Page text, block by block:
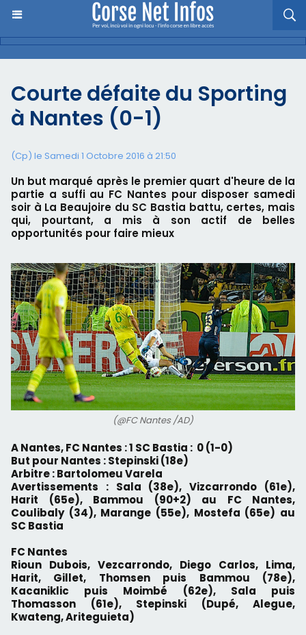
Courte défaite du Sporting
à Nantes (0-1)
(Cp) le Samedi 1 Octobre 2016 à 21:50
Un but marqué après le premier quart d'heure de la
partie a suffi au FC Nantes pour disposer samedi
soir à La Beaujoire du SC Bastia battu, certes, mais
qui, pourtant, a mis à son actif de belles
opportunités pour faire mieux
(@FC Nantes /AD)
A Nantes, FC Nantes : 1 SC Bastia : 0 (1-0)
But pour Nantes : Stepinski (18e)
Arbitre : Bartolomeu Varela
Avertissements : Sala (38e), Vizcarrondo (61e),
Harit (65e), Bammou (90+2) au FC Nantes,
Coulibaly (34), Marange (55e), Mostefa (65e) au
SC Bastia
FC Nantes
Rioun Dubois, Vezcarrondo, Diego Carlos, Lima,
Harit, Gillet, Thomsen puis Bammou (78e),
Kacaniklic puis Moimbé (62e), Sala puis
Thomasson (61e), Stepinski (Dupé, Alegue,
Kwateng, Ariteguieta)